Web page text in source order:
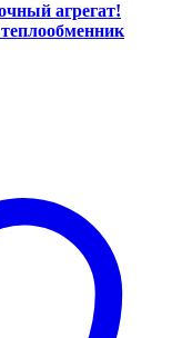
агрегат!